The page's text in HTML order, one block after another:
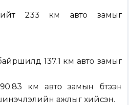
233 км авто замыг
137.1 км авто замыг
км авто замын бүтээн
ажлыг хийсэн.